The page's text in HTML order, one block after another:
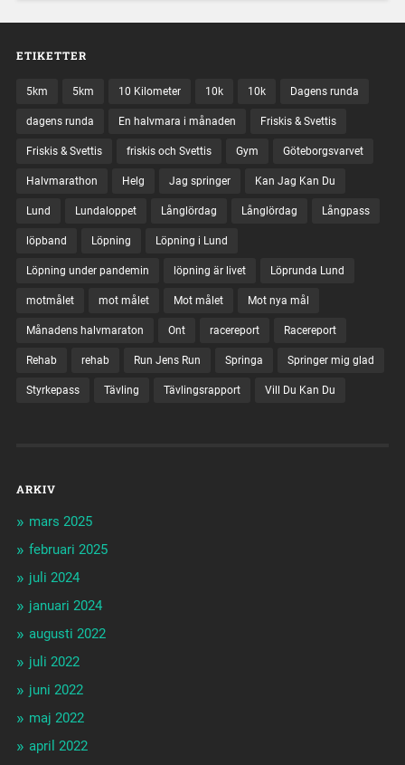
ETIKETTER
5km 5km 10 Kilometer 10k 10k Dagens runda
dagens runda En halvmara i månaden Friskis & Svettis
Friskis & Svettis friskis och Svettis Gym Göteborgsvarvet
Halvmarathon Helg Jag springer Kan Jag Kan Du
Lund Lundaloppet Långlördag Långlördag Långpass
löpband Löpning Löpning i Lund
Löpning under pandemin löpning är livet Löprunda Lund
motmålet mot målet Mot målet Mot nya mål
Månadens halvmaraton Ont racereport Racereport
Rehab rehab Run Jens Run Springa Springer mig glad
Styrkepass Tävling Tävlingsrapport Vill Du Kan Du
ARKIV
mars 2025
februari 2025
juli 2024
januari 2024
augusti 2022
juli 2022
juni 2022
maj 2022
april 2022